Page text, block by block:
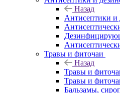
Назад
Антисептики и
Травы и фиточаи
Назад
Травы и
Травы и
Бальзамы,